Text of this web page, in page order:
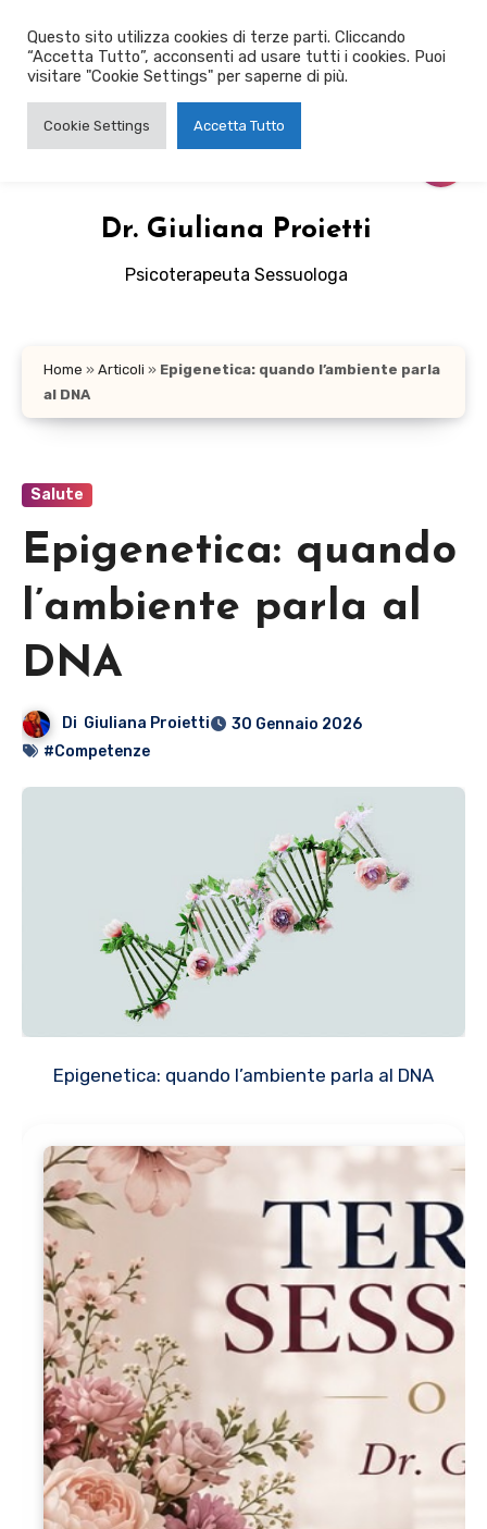
contenuto
Dr. Giuliana Proietti
Psicoterapeuta Sessuologa
Home » Articoli » Epigenetica: quando l’ambiente parla
al DNA
Salute
Epigenetica: quando
l’ambiente parla al
DNA
Di Giuliana Proietti
30 Gennaio 2026
#Competenze
Epigenetica: quando l’ambiente parla al DNA
Questo sito utilizza cookies di terze parti. Cliccando
“Accetta Tutto”, acconsenti ad usare tutti i cookies. Puoi
visitare "Cookie Settings" per saperne di più.
Cookie Settings Accetta Tutto